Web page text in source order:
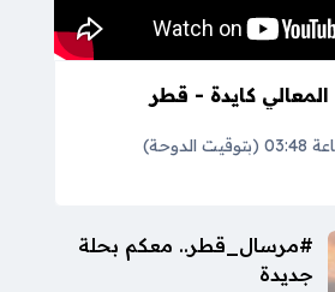
#مرسال_قطر.. معكم بحلة
جديدة